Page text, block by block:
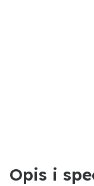
Opis i